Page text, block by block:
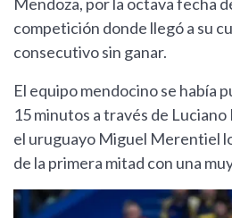
competición donde llegó a su
consecutivo sin ganar.
El equipo mendocino se había
15 minutos a través de
el uruguayo Miguel Merentiel
de la primera mitad con una